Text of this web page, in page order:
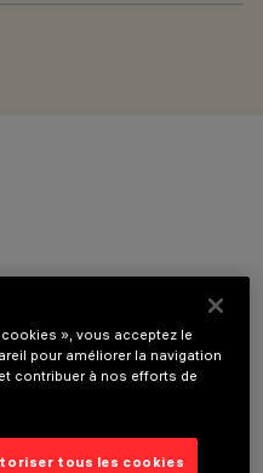
», vous acceptez le
pour améliorer la navigation
contribuer à nos efforts de
tous les cookies